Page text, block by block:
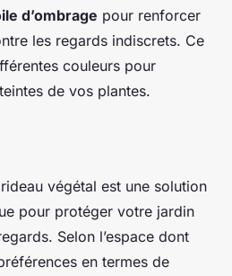
d’ombrage pour renforcer
les regards indiscrets. Ce
couleurs pour
de vos plantes.
végétal est une solution
pour protéger votre jardin
Selon l’espace dont
en termes de